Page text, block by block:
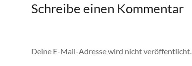
Schreibe einen Kommentar
Deine E-Mail-Adresse wird nicht veröffentlicht.